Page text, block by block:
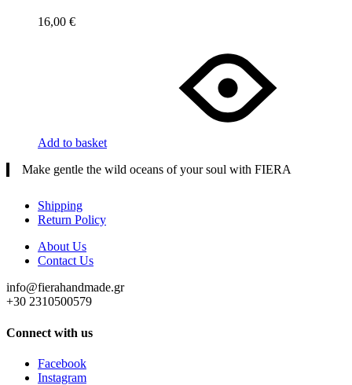
16,00 €
Add to basket
Make gentle the wild oceans of your soul with FIERA
Shipping
Return Policy
About Us
Contact Us
info@fierahandmade.gr
+30 2310500579
Connect with us
Facebook
Instagram